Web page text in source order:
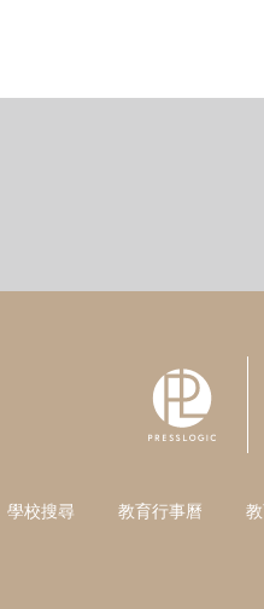
學校搜尋 教育行事曆